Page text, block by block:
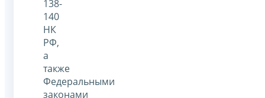
138-
140
НК
РФ,
а
также
Федеральными
законами